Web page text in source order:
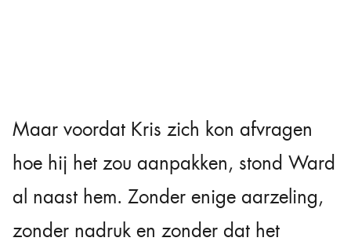
Maar voordat Kris zich kon afvragen
hoe hij het zou aanpakken, stond Ward
al naast hem. Zonder enige aarzeling,
zonder nadruk en zonder dat het